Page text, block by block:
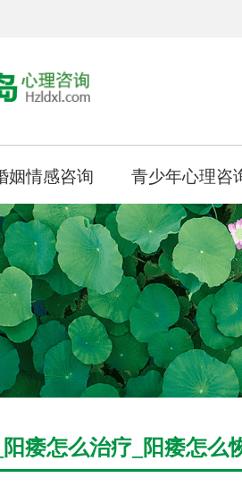
姻情感咨询 青少年心理咨
痿怎么治疗_阳痿怎么